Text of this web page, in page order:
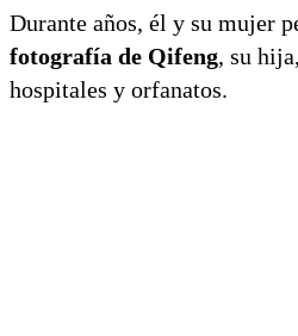
Durante años, él y su mujer
fotografía de Qifeng, su
hospitales y orfanatos.